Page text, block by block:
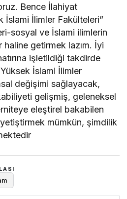
Bence İlahiyat
İslami İlimler Fakülteleri”
sosyal ve İslami ilimlerin
getirmek lazım. İyi
işletildiği takdirde
İslami İlimler
değişimi sağlayacak,
gelişmiş, geleneksel
eleştirel bakabilen
mümkün, şimdilik